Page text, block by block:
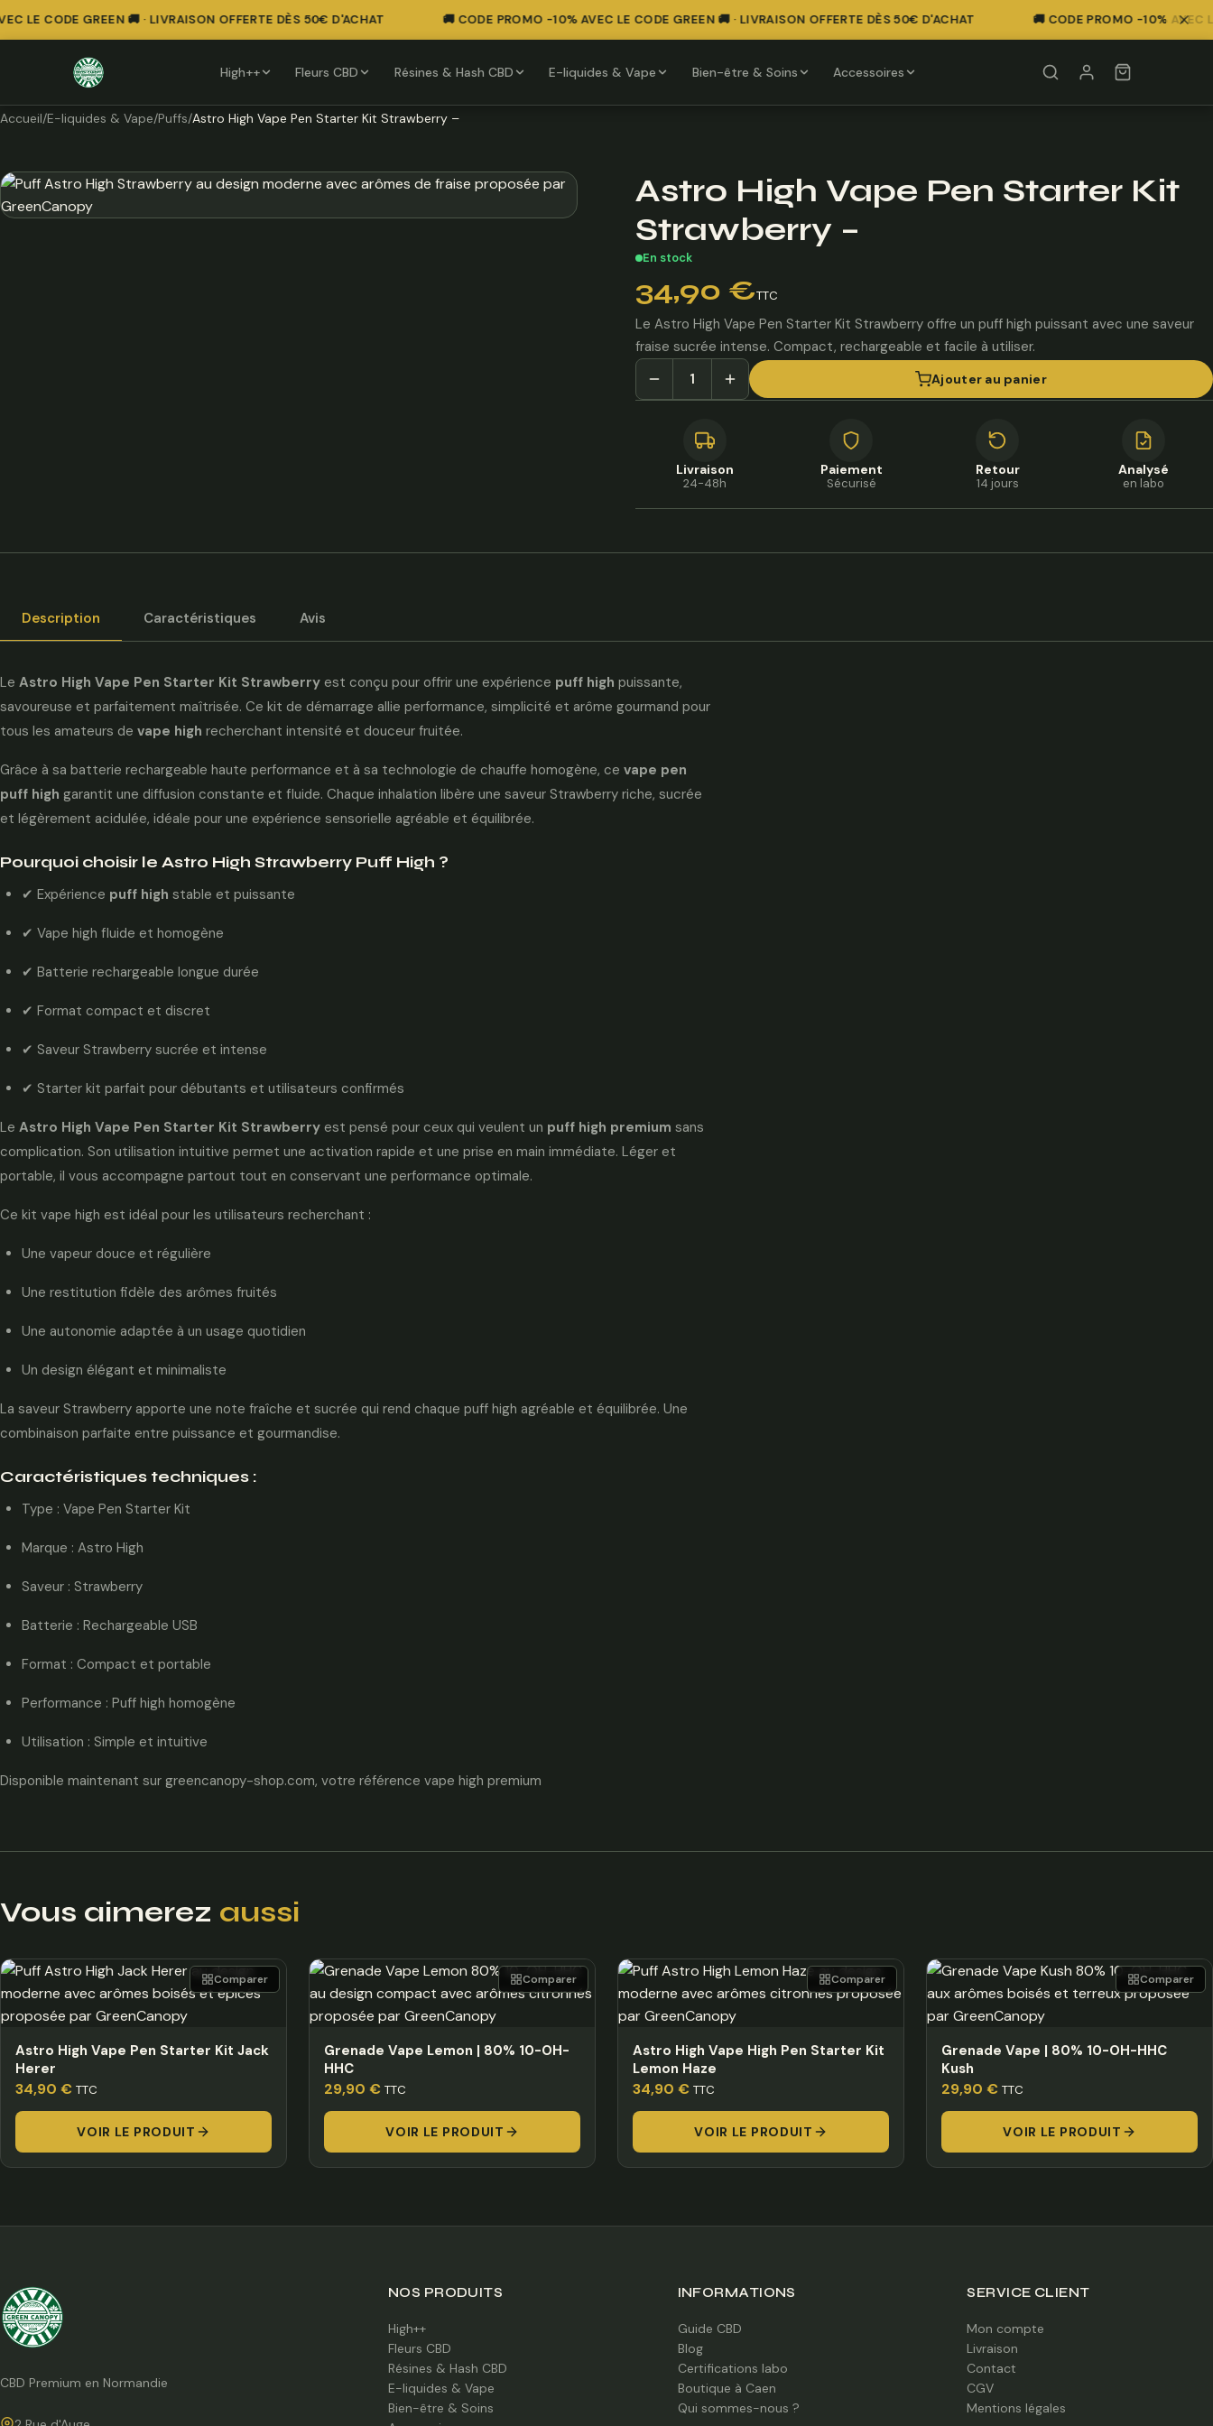
LE CODE GREEN 🚚 · LIVRAISON OFFERTE DÈS 50€ D'ACHAT 🚚 CODE PROMO -10% AVEC LE CODE GREEN 🚚 · LIVRAISON OFFERTE DÈS 50€ D'ACHAT 🚚 CODE PROMO -10% AVEC
High++ Fleurs CBD Résines & Hash CBD E-liquides & Vape Bien-être & Soins Accessoires
Accueil/E-liquides & Vape/Puffs/Astro High Vape Pen Starter Kit Strawberry –
Astro High Vape Pen Starter Kit
Strawberry –
En stock
34,90 €TTC
Le Astro High Vape Pen Starter Kit Strawberry offre un puff high puissant avec une saveur
fraise sucrée intense. Compact, rechargeable et facile à utiliser.
Ajouter au panier
Livraison
24-48h
Paiement
Sécurisé
Retour
14 jours
Analysé
en labo
Description Caractéristiques Avis
Le Astro High Vape Pen Starter Kit Strawberry est conçu pour offrir une expérience puff high puissante,
savoureuse et parfaitement maîtrisée. Ce kit de démarrage allie performance, simplicité et arôme gourmand pour
tous les amateurs de vape high recherchant intensité et douceur fruitée.
Grâce à sa batterie rechargeable haute performance et à sa technologie de chauffe homogène, ce vape pen
puff high garantit une diffusion constante et fluide. Chaque inhalation libère une saveur Strawberry riche, sucrée
et légèrement acidulée, idéale pour une expérience sensorielle agréable et équilibrée.
Pourquoi choisir le Astro High Strawberry Puff High ?
✔ Expérience puff high stable et puissante
✔ Vape high fluide et homogène
✔ Batterie rechargeable longue durée
✔ Format compact et discret
✔ Saveur Strawberry sucrée et intense
✔ Starter kit parfait pour débutants et utilisateurs confirmés
Le Astro High Vape Pen Starter Kit Strawberry est pensé pour ceux qui veulent un puff high premium sans
complication. Son utilisation intuitive permet une activation rapide et une prise en main immédiate. Léger et
portable, il vous accompagne partout tout en conservant une performance optimale.
Ce kit vape high est idéal pour les utilisateurs recherchant :
Une vapeur douce et régulière
Une restitution fidèle des arômes fruités
Une autonomie adaptée à un usage quotidien
Un design élégant et minimaliste
La saveur Strawberry apporte une note fraîche et sucrée qui rend chaque puff high agréable et équilibrée. Une
combinaison parfaite entre puissance et gourmandise.
Caractéristiques techniques :
Type : Vape Pen Starter Kit
Marque : Astro High
Saveur : Strawberry
Batterie : Rechargeable USB
Format : Compact et portable
Performance : Puff high homogène
Utilisation : Simple et intuitive
Disponible maintenant sur greencanopy-shop.com, votre référence vape high premium
Vous aimerez aussi
Astro High Vape Pen Starter Kit Jack
Herer
34,90 € TTC
VOIR LE PRODUIT
Comparer
Grenade Vape Lemon | 80% 10-OH-
HHC
29,90 € TTC
VOIR LE PRODUIT
Comparer
Astro High Vape High Pen Starter Kit
Lemon Haze
34,90 € TTC
VOIR LE PRODUIT
Comparer
Grenade Vape | 80% 10-OH-HHC
Kush
29,90 € TTC
VOIR LE PRODUIT
Comparer
CBD Premium en Normandie
NOS PRODUITS
High++
Fleurs CBD
Résines & Hash CBD
E-liquides & Vape
Bien-être & Soins
INFORMATIONS
Guide CBD
Blog
Certifications labo
Boutique à Caen
Qui sommes-nous ?
SERVICE CLIENT
Mon compte
Livraison
Contact
CGV
Mentions légales